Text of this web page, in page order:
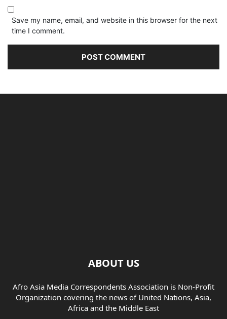
Save my name, email, and website in this browser for the next
time I comment.
ABOUT US
Afro Asia Media Correspondents Association is Non-Profit
Organization covering the news of United Nations, Asia,
Africa and the Middle East